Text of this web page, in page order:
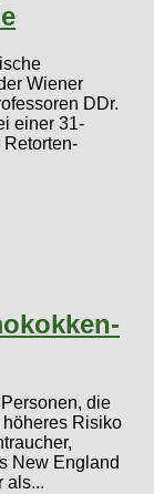
Wiener
DDr.
einer 31-
die
Risiko
New England
als...